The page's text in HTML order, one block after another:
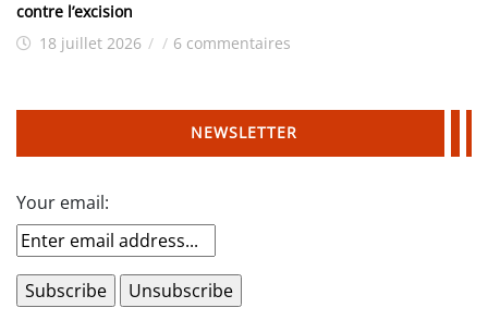
contre l’excision
18 juillet 2026 / / 6 commentaires
NEWSLETTER
Your email: